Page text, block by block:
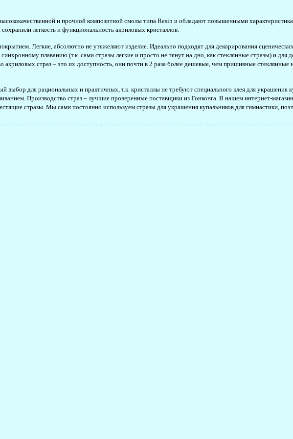
и прочной композитной смолы типа Resin и обладают повышенными
легкость и функциональность акриловых кристаллов.
Легкие, абсолютно не утяжеляют изделие. Идеально подходят для декорирования
плаванию (т.к. сами стразы легкие и просто не тянут на дно, как стеклянные стразы) и для
акриловых страз – это их доступность, они почти в 2 раза более дешевые, чем пришивные
для рациональных и практичных, т.к. кристаллы не требуют специального клея для украшения
Производство страз – лучшие проверенные поставщики из Гонконга. В нашем интернет-
стразы. Мы сами постоянно используем стразы для украшения купальников для гимнастики,